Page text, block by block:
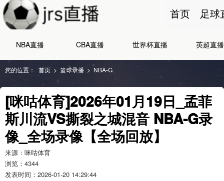
首页 足球
NBA直播 CBA直播 世界杯直播 英超直播
您的位置： 首页 > 篮球录播 > NBA-G
[咪咕体育]2026年01月19日_孟菲
斯川流VS撕裂之城混音 NBA-G录
像_全场录像【全场回放】
来源：咪咕体育
浏览： 4344
发表时间：2026-01-20 14:29:44